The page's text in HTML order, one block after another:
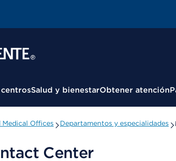
Salud y bienestarObtener atención
Medical Offices Departamentos y especialidades
Center